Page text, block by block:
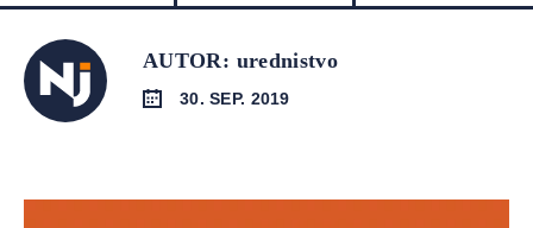
AUTOR: urednistvo
30. SEP. 2019